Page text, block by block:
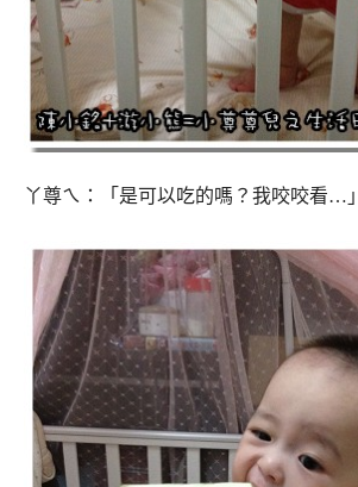
丫尊ㄟ：「是可以吃的嗎？我咬咬看…」